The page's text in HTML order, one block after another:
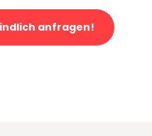
anfragen!